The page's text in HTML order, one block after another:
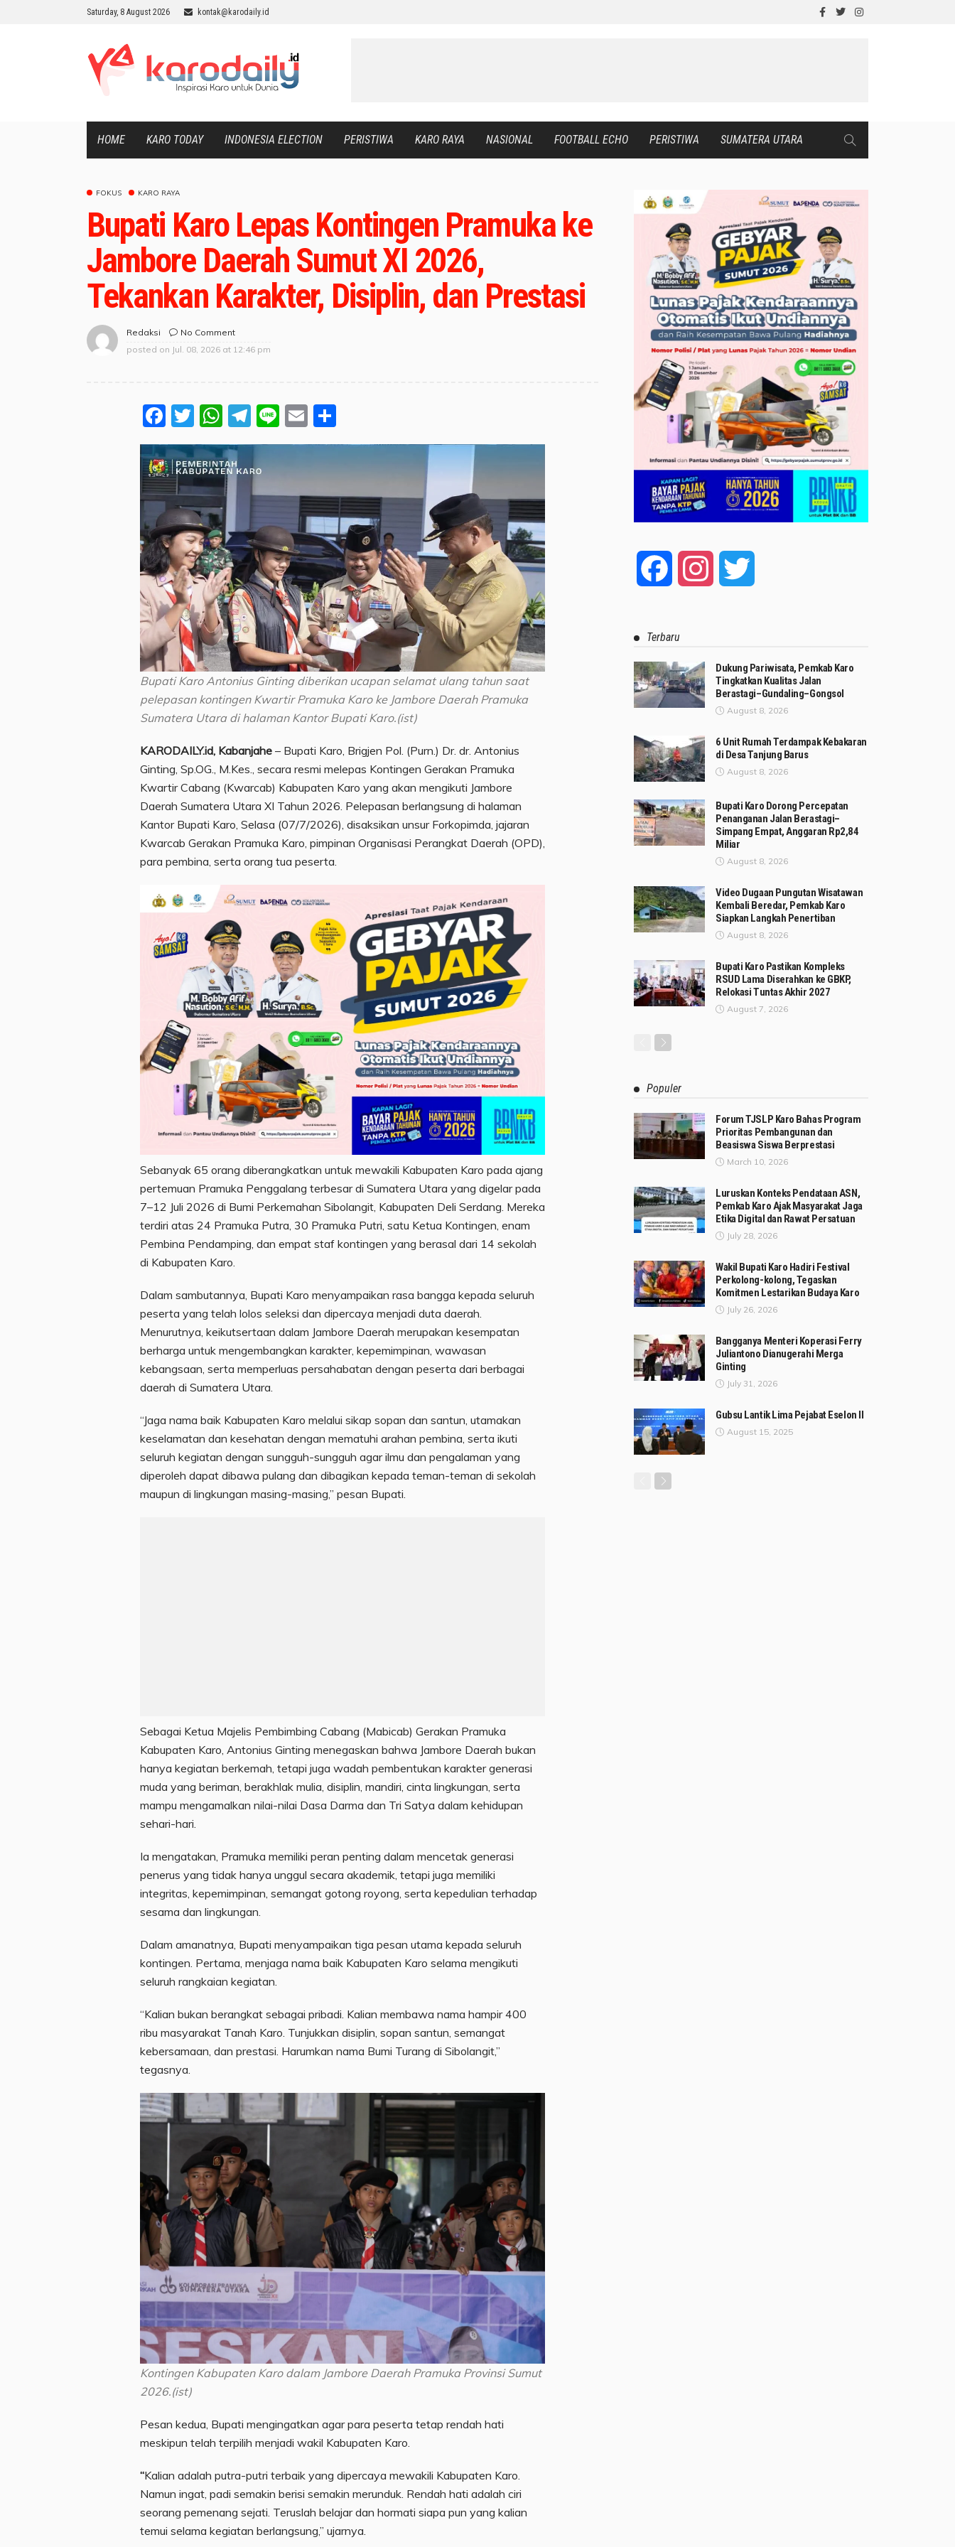
Saturday, 8 August 2026 kontak@karodaily.id
HOME KARO TODAY INDONESIA ELECTION PERISTIWA KARO RAYA NASIONAL FOOTBALL ECHO PERISTIWA SUMATERA UTARA
FOKUS KARO RAYA
Bupati Karo Lepas Kontingen Pramuka ke
Jambore Daerah Sumut XI 2026,
Tekankan Karakter, Disiplin, dan Prestasi
Redaksi
No Comment
posted on Jul. 08, 2026 at 12:46 pm
Facebook
Twitter
WhatsApp
Telegram
LineEmail
Bupati Karo Antonius Ginting diberikan ucapan selamat ulang tahun saat
pelepasan kontingen Kwartir Pramuka Karo ke Jambore Daerah Pramuka
Sumatera Utara di halaman Kantor Bupati Karo.(ist)
KARODAILY.id, Kabanjahe – Bupati Karo, Brigjen Pol. (Purn.) Dr. dr. Antonius
Ginting, Sp.OG., M.Kes., secara resmi melepas Kontingen Gerakan Pramuka
Kwartir Cabang (Kwarcab) Kabupaten Karo yang akan mengikuti Jambore
Daerah Sumatera Utara XI Tahun 2026. Pelepasan berlangsung di halaman
Kantor Bupati Karo, Selasa (07/7/2026), disaksikan unsur Forkopimda, jajaran
Kwarcab Gerakan Pramuka Karo, pimpinan Organisasi Perangkat Daerah (OPD),
para pembina, serta orang tua peserta.
Sebanyak 65 orang diberangkatkan untuk mewakili Kabupaten Karo pada ajang
pertemuan Pramuka Penggalang terbesar di Sumatera Utara yang digelar pada
7–12 Juli 2026 di Bumi Perkemahan Sibolangit, Kabupaten Deli Serdang. Mereka
terdiri atas 24 Pramuka Putra, 30 Pramuka Putri, satu Ketua Kontingen, enam
Pembina Pendamping, dan empat staf kontingen yang berasal dari 14 sekolah
di Kabupaten Karo.
Dalam sambutannya, Bupati Karo menyampaikan rasa bangga kepada seluruh
peserta yang telah lolos seleksi dan dipercaya menjadi duta daerah.
Menurutnya, keikutsertaan dalam Jambore Daerah merupakan kesempatan
berharga untuk mengembangkan karakter, kepemimpinan, wawasan
kebangsaan, serta memperluas persahabatan dengan peserta dari berbagai
daerah di Sumatera Utara.
“Jaga nama baik Kabupaten Karo melalui sikap sopan dan santun, utamakan
keselamatan dan kesehatan dengan mematuhi arahan pembina, serta ikuti
seluruh kegiatan dengan sungguh-sungguh agar ilmu dan pengalaman yang
diperoleh dapat dibawa pulang dan dibagikan kepada teman-teman di sekolah
maupun di lingkungan masing-masing,” pesan Bupati.
Sebagai Ketua Majelis Pembimbing Cabang (Mabicab) Gerakan Pramuka
Kabupaten Karo, Antonius Ginting menegaskan bahwa Jambore Daerah bukan
hanya kegiatan berkemah, tetapi juga wadah pembentukan karakter generasi
muda yang beriman, berakhlak mulia, disiplin, mandiri, cinta lingkungan, serta
mampu mengamalkan nilai-nilai Dasa Darma dan Tri Satya dalam kehidupan
sehari-hari.
Ia mengatakan, Pramuka memiliki peran penting dalam mencetak generasi
penerus yang tidak hanya unggul secara akademik, tetapi juga memiliki
integritas, kepemimpinan, semangat gotong royong, serta kepedulian terhadap
sesama dan lingkungan.
Dalam amanatnya, Bupati menyampaikan tiga pesan utama kepada seluruh
kontingen. Pertama, menjaga nama baik Kabupaten Karo selama mengikuti
seluruh rangkaian kegiatan.
“Kalian bukan berangkat sebagai pribadi. Kalian membawa nama hampir 400
ribu masyarakat Tanah Karo. Tunjukkan disiplin, sopan santun, semangat
kebersamaan, dan prestasi. Harumkan nama Bumi Turang di Sibolangit,”
tegasnya.
Kontingen Kabupaten Karo dalam Jambore Daerah Pramuka Provinsi Sumut
2026.(ist)
Pesan kedua, Bupati mengingatkan agar para peserta tetap rendah hati
meskipun telah terpilih menjadi wakil Kabupaten Karo.
“Kalian adalah putra-putri terbaik yang dipercaya mewakili Kabupaten Karo.
Namun ingat, padi semakin berisi semakin merunduk. Rendah hati adalah ciri
seorang pemenang sejati. Teruslah belajar dan hormati siapa pun yang kalian
temui selama kegiatan berlangsung,” ujarnya.
Facebook Instagram
Terbaru
Dukung Pariwisata, Pemkab Karo
Tingkatkan Kualitas Jalan
Berastagi–Gundaling–Gongsol
August 8, 2026
6 Unit Rumah Terdampak Kebakaran
di Desa Tanjung Barus
August 8, 2026
Bupati Karo Dorong Percepatan
Penanganan Jalan Berastagi–
Simpang Empat, Anggaran Rp2,84
Miliar
August 8, 2026
Video Dugaan Pungutan Wisatawan
Kembali Beredar, Pemkab Karo
Siapkan Langkah Penertiban
August 8, 2026
Bupati Karo Pastikan Kompleks
RSUD Lama Diserahkan ke GBKP,
Relokasi Tuntas Akhir 2027
August 7, 2026
Populer
Forum TJSLP Karo Bahas Program
Prioritas Pembangunan dan
Beasiswa Siswa Berprestasi
March 10, 2026
Luruskan Konteks Pendataan ASN,
Pemkab Karo Ajak Masyarakat Jaga
Etika Digital dan Rawat Persatuan
July 28, 2026
Wakil Bupati Karo Hadiri Festival
Perkolong-kolong, Tegaskan
Komitmen Lestarikan Budaya Karo
July 26, 2026
Bangganya Menteri Koperasi Ferry
Juliantono Dianugerahi Merga
Ginting
July 31, 2026
Gubsu Lantik Lima Pejabat Eselon II
August 15, 2025